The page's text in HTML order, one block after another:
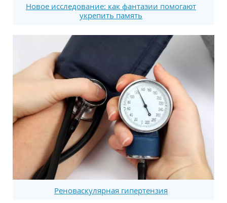
Новое исследование: как фантазии помогают
укрепить память
Реноваскулярная гипертензия